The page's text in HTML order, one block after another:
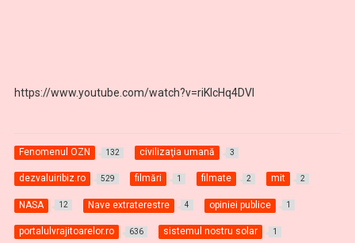
https://www.youtube.com/watch?v=riKlcHq4DVI
Fenomenul OZN 132 civilizaţia umană 3
dezvaluiribiz.ro 529 filmări 1 filmate 2 mit 2
NASA 12 Nave extraterestre 4 opiniei publice 1
portalulvrajitoarelor.ro 636 sistemul nostru solar 1